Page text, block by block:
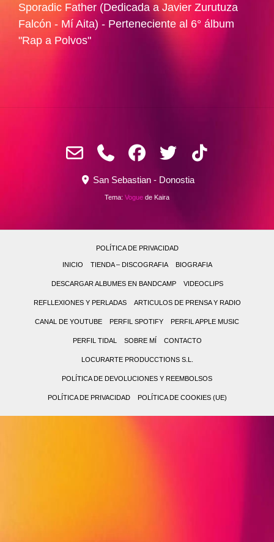
Sporadic Father (Dedicada a Javier Zurutuza
Falcón - Mí Aita) - Perteneciente al 6° álbum
"Rap a Polvos"
San Sebastian - Donostia
Tema: Vogue de Kaira
POLÍTICA DE PRIVACIDAD
INICIO TIENDA – DISCOGRAFIA BIOGRAFIA
DESCARGAR ALBUMES EN BANDCAMP VIDEOCLIPS
REFLLEXIONES Y PERLADAS ARTICULOS DE PRENSA Y RADIO
CANAL DE YOUTUBE PERFIL SPOTIFY PERFIL APPLE MUSIC
PERFIL TIDAL SOBRE MÍ CONTACTO
LOCURARTE PRODUCCTIONS S.L.
POLÍTICA DE DEVOLUCIONES Y REEMBOLSOS
POLÍTICA DE PRIVACIDAD POLÍTICA DE COOKIES (UE)